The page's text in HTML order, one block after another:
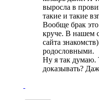
выросла в
такие и такие
Вообще брак
круче. В нашем
сайта
родословными.
Ну я так думаю.
доказывать?